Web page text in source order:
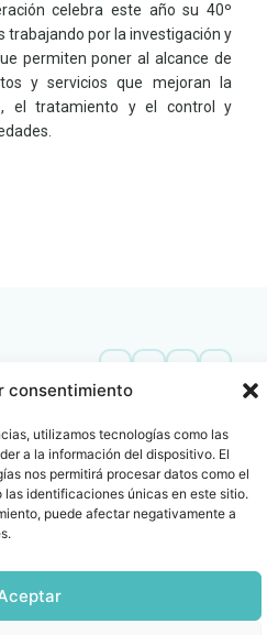
consentimiento
utilizamos tecnologías como las
a la información del dispositivo. El
nos permitirá procesar datos como el
identificaciones únicas en este sitio.
puede afectar negativamente a
celebra este año su 40º
trabajando por la investigación y
permiten poner al alcance de
y servicios que mejoran la
el tratamiento y el control y
Travesera de Gracia, 56 -
1º, 3ª 08006
932 014 655
de
privacidad
legalde
y